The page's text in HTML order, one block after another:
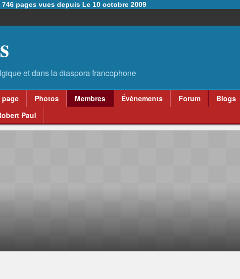
pages vues depuis Le 10 octobre 2009
page Photos Membres Évènements Forum Blogs
Paul